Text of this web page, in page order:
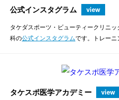
公式インスタグラム view
タケダスポーツ・ビューティークリニ
科の公式インスタグラムです。トレーニ
タケスポ医学アカデミー view